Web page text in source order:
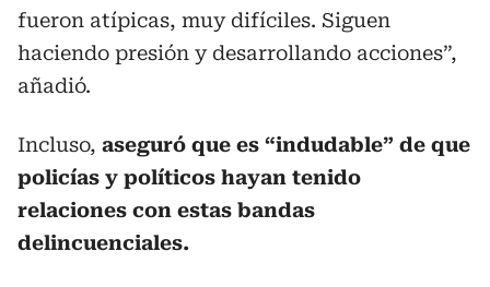
fueron atípicas, muy difíciles. Siguen
haciendo presión y desarrollando acciones”,
añadió.
Incluso, aseguró que es “indudable” de que
policías y políticos hayan tenido
relaciones con estas bandas
delincuenciales.